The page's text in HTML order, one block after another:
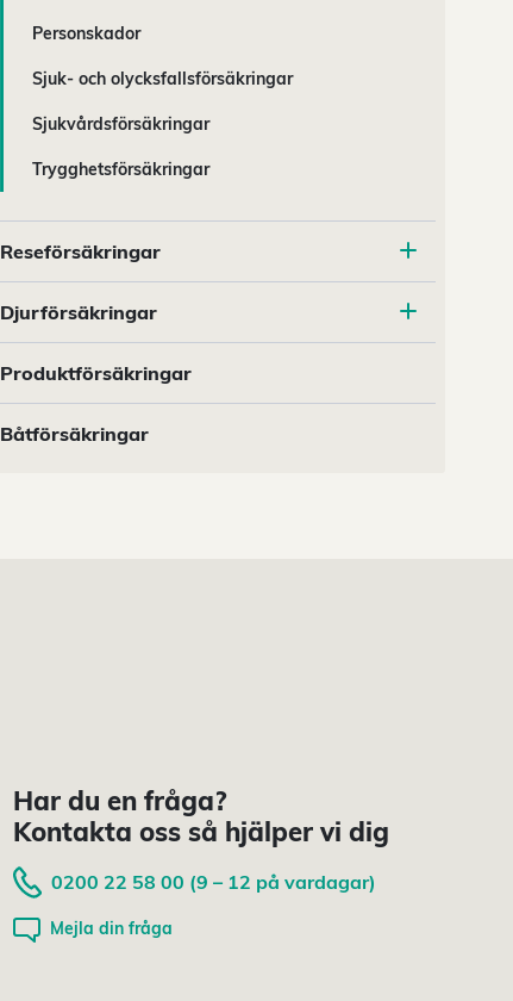
Personskador
Sjuk- och olycksfallsförsäkringar
Sjukvårdsförsäkringar
Trygghetsförsäkringar
Reseförsäkringar
Djurförsäkringar
Produktförsäkringar
Båtförsäkringar
Har du en fråga?
Kontakta oss så hjälper vi dig
0200 22 58 00 (9 – 12 på vardagar)
Mejla din fråga